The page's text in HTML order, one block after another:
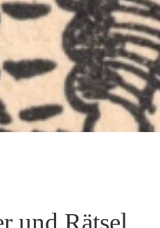
und Rätsel